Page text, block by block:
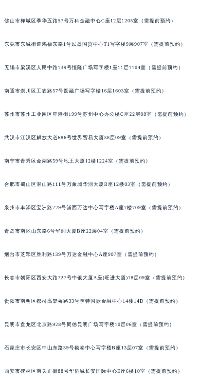
佛山市禅城区季华五路57号万科金融中心C座12层1205室（需提前预约）
东莞市东城街道鸿福东路1号民盈国贸中心T1写字楼9层907室（需提前预约）
无锡市梁溪区人民中路139号恒隆广场写字楼1座11层1104室（需提前预约）
南通市崇川区工农路57号圆融广场写字楼16层1603室（需提前预约）
苏州市苏州工业园区星港街199号苏州中心办公楼C座22层08室（需提前预约）
武汉市江汉区解放大道686号世界贸易大厦38层09室（需提前预约）
南宁市青秀区金湖路59号地王大厦12楼1224室（需提前预约）
合肥市蜀山区潜山路111号万象城华润大厦B座12楼03室（需提前预约）
泉州市丰泽区宝洲路729号浦西万达中心写字楼A座7楼709室（需提前预约）
青岛市南区山东路6号华润大厦B座22层04室（需提前预约）
烟台市芝罘区胜利路139号万达金融中心A座907室（需提前预约）
长春市朝阳区西安大路727号中银大厦A座(旺进大厦)18层09室（需提前预约）
贵阳市南明区都司高架桥路33号亨特国际金融中心14楼14D（需提前预约）
昆明市盘龙区北京路928号同德昆明广场写字楼10层06室（需提前预约）
石家庄市长安区中山东路39号勒泰中心写字楼B座13层07室（需提前预约）
西安市碑林区南关正街88号华侨城长安国际中心E座6楼10室（需提前预约）